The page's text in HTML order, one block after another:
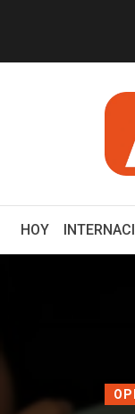
EN TIEMPO
HOY(CURRENT)